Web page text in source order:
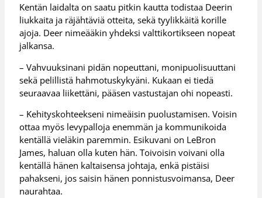
Kentän laidalta on saatu pitkin kautta todistaa Deerin
liukkaita ja räjähtäviä otteita, sekä tyylikkäitä korille
ajoja. Deer nimeääkin yhdeksi valttikortikseen nopeat
jalkansa.
– Vahvuuksinani pidän nopeuttani, monipuolisuuttani
sekä pelillistä hahmotuskykyäni. Kukaan ei tiedä
seuraavaa liikettäni, pääsen vastustajan ohi nopeasti.
– Kehityskohteekseni nimeäisin puolustamisen. Voisin
ottaa myös levypalloja enemmän ja kommunikoida
kentällä vieläkin paremmin. Esikuvani on LeBron
James, haluan olla kuten hän. Toivoisin voivani olla
kentällä hänen kaltaisensa johtaja, enkä pistäisi
pahakseni, jos saisin hänen ponnistusvoimansa, Deer
naurahtaa.